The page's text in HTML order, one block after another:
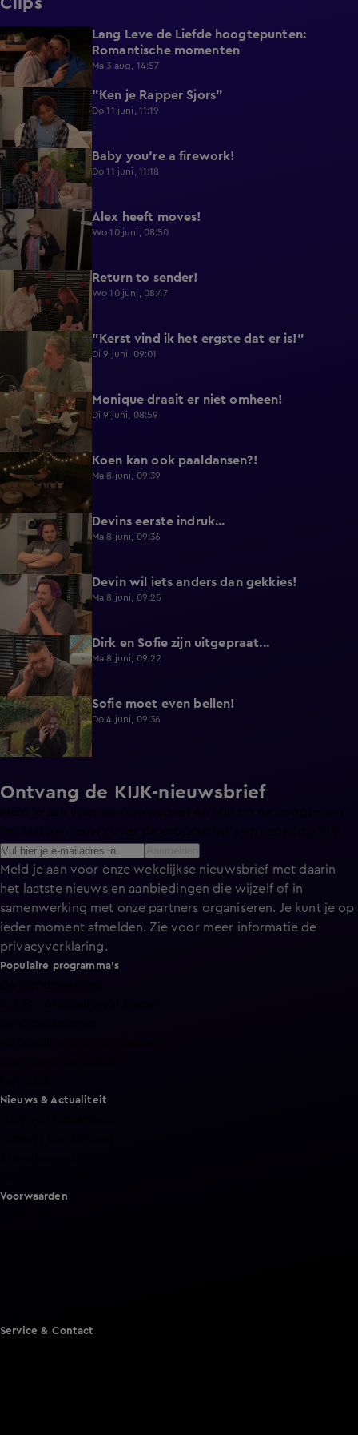
6:32
Lang Leve de Liefde hoogtepunten:
Romantische momenten
Ma 3 aug, 14:57
0:49 "Ken je Rapper Sjors"
Do 11 juni, 11:19
0:39 Baby you're a firework!
Do 11 juni, 11:18
0:43 Alex heeft moves!
Wo 10 juni, 08:50
0:36 Return to sender!
Wo 10 juni, 08:47
"Kerst vind ik het ergste dat er is!"
Di 9 juni, 09:01
0:29 Monique draait er niet omheen!
Di 9 juni, 08:59
0:38 Koen kan ook paaldansen?!
Ma 8 juni, 09:39
0:30 Devins eerste indruk...
Ma 8 juni, 09:36
0:25 Devin wil iets anders dan gekkies!
Ma 8 juni, 09:25
0:26 Dirk en Sofie zijn uitgepraat...
Ma 8 juni, 09:22
1:13 Sofie moet even bellen!
Do 4 juni, 09:36
Ontvang de KIJK-nieuwsbrief
Meld je aan voor onze wekelijkse nieuwsbrief met daarin
het laatste nieuws en aanbiedingen die wijzelf of in
samenwerking met onze partners organiseren. Je kunt je op
ieder moment afmelden. Zie voor meer informatie de
privacyverklaring.
Populaire programma's
Nieuws & Actualiteit
Voorwaarden
Service & Contact